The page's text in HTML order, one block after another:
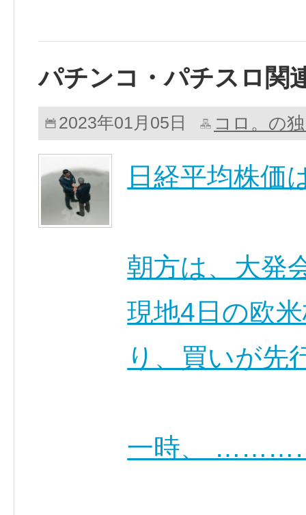
パチンコ・パチスロ関
2023年01月05日 コロ。の
日経平均株価
朝方は、大発
現地4日の欧
り、買いが先
一時、